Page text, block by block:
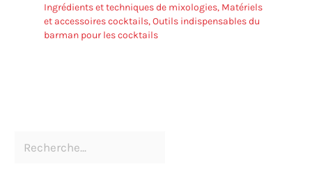
Ingrédients et techniques de mixologies, Matériels
et accessoires cocktails,Outils indispensables du
barman pour les cocktails